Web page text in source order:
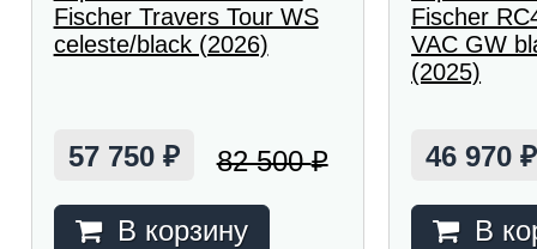
Fischer Travers Tour WS
celeste/black (2026)
57 750 ₽ 82 500₽
В корзину
Fischer
VAC GW
(2025)
46 970₽
В